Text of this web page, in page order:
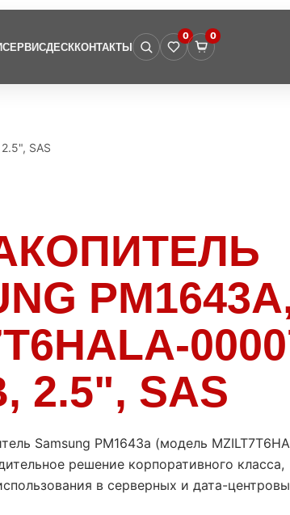
СЕРВИСДЕСККОНТАКТЫ
0 0
SAS
2.5", SAS
Samsung PM1643a (модель
решение корпоративного класса,
в серверных и дата-